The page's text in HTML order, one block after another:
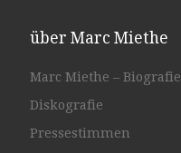
über Marc Miethe
Marc Miethe – Biografie
Diskografie
Pressestimmen